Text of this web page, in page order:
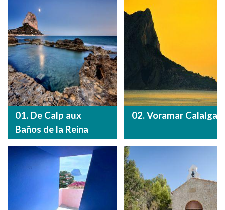
01. De Calp aux
Baños de la Reina
02. Voramar Calalga